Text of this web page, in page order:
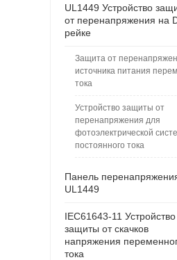
UL1449 Устройство
от перенапряжения на
рейке
Защита от
источника питания
тока
Устройство защиты от
перенапряжения для
фотоэлектрической
постоянного тока
Панель
UL1449
IEC61643-11 Устройство
защиты от скачков
напряжения
тока